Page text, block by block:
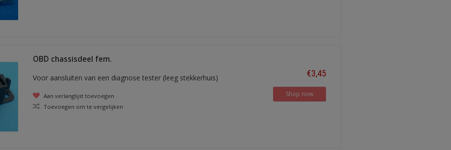
OBD chassisdeel fem.
Voor aansluiten van een diagnose tester (leeg stekkerhuis)
Aan verlanglijst toevoegen
Toevoegen om te vergelijken
€3,45
Shop now